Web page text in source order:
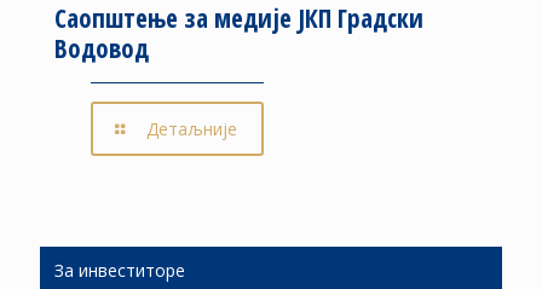
Саопштење за медије ЈКП Градски
Водовод
Детаљније
За инвеститоре